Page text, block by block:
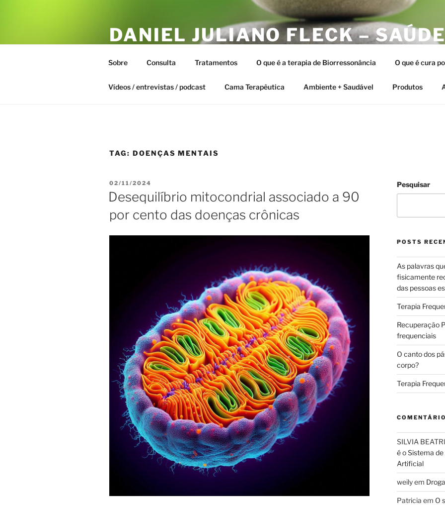
DANIEL JULIANO FLECK –
ESTAR – TERAPIAS
Sobre Consulta Tratamentos O que é a terapia de Biorressonância O que é cura
Vídeos / entrevistas / podcast Cama Terapêutica Ambiente + Saudável Produtos
TAG: DOENÇAS MENTAIS
PUBLICADO
EM
02/11/2024
Desequilíbrio mitocondrial associado a 90
por cento das doenças crônicas
Pesquisar
POSTS
As palavras
fisicamente
das pessoas
Terapia
Recuperação
frequenciais
O canto dos
corpo?
Terapia
SILVIA
é o Sistema
Artificial
weilyem
Patricia em O